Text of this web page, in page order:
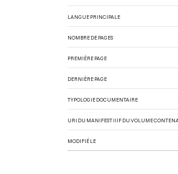
LANGUE PRINCIPALE
NOMBRE DE PAGES
PREMIÈRE PAGE
DERNIÈRE PAGE
TYPOLOGIE DOCUMENTAIRE
URI DU MANIFEST IIIF DU VOLUME
MODIFIÉ LE